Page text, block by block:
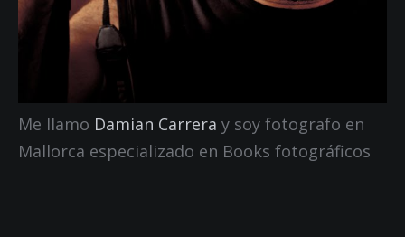
Me llamo Damian Carrera y soy fotografo en
Mallorca especializado en Books fotográficos